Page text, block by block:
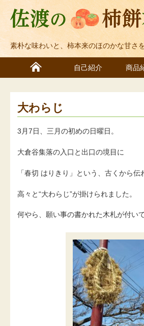
素朴な味わいと、柿本来のほのかな甘さ
自己紹介 商品
大わらじ
3月7日、三月の初めの日曜日。
大倉谷集落の入口と出口の境目に
「春切 はりきり」という、古くから伝
高々と“大わらじ”が掛けられました。
何やら、願い事の書かれた木札が付い